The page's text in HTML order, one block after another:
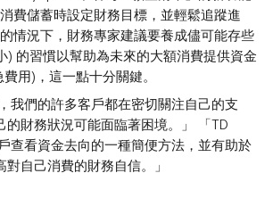
費儲蓄時設定財務目標，並輕鬆追蹤進
情況下，財務專家建議要養成儘可能存些
) 的習慣以幫助為未來的大額消費提供資金
用)，這一點十分關鍵。
我們的許多客戶都在密切關注自己的支
的財務狀況可能面臨著困境。」 「TD
查看資金去向的一種簡便方法，並有助於
自己消費的財務自信。」